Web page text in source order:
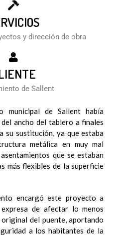
y dirección de obra
de Sallent
municipal de Sallent había
ancho del tablero a finales
su sustitución, ya que estaba
metálica en muy mal
que se estaban
más flexibles de la superficie
encargó este proyecto a
de afectar lo menos
del puente, aportando
a los habitantes de la